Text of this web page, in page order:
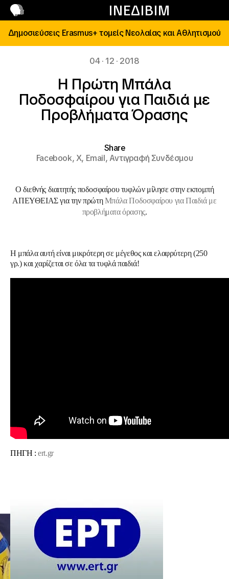
ΙΝΕΔΙΒΙΜ
Επικοινωνία
Δημοσιεύσεις Erasmus+ τομείς Νεολαίας και Αθλητισμού
04 · 12 · 2018
Η Πρώτη Μπάλα
Ποδοσφαίρου για Παιδιά με
Προβλήματα Όρασης
Share
Facebook,X, Email,Αντιγραφή Συνδέσμου
Ο διεθνής διαιτητής ποδοσφαίρου τυφλών μίλησε στην εκπομπή
ΑΠΕΥΘΕΙΑΣ για την πρώτηΜπάλα Ποδοσφαίρου για Παιδιά με
προβλήματα όρασης.
Η μπάλα αυτή είναι μικρότερη σε μέγεθος και ελαφρύτερη (250
γρ.) και χαρίζεται σε όλα τα τυφλά παιδιά!
ΠΗΓΗ :ert.gr